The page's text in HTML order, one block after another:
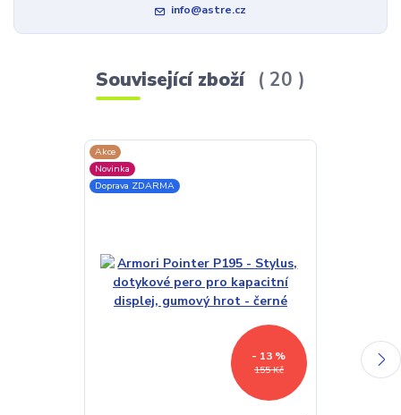
info@astre.cz
Související zboží 20
Akce
Novinka
Doprava ZDARMA
155 Kč
- 13 %